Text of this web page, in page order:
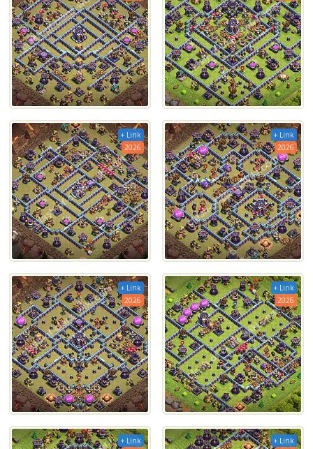
+ Link
2026
+ Link
2026
+ Link
2026
+ Link
2026
+ Link
+ Link